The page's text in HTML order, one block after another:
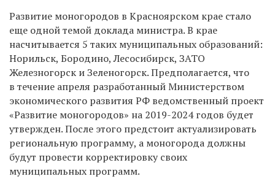
Развитие моногородов в Красноярском крае стало
еще одной темой доклада министра. В крае
насчитывается 5 таких муниципальных образований:
Норильск, Бородино, Лесосибирск, ЗАТО
Железногорск и Зеленогорск. Предполагается, что
в течение апреля разработанный Министерством
экономического развития РФ ведомственный проект
«Развитие моногородов» на 2019-2024 годов будет
утвержден. После этого предстоит актуализировать
региональную программу, а моногорода должны
будут провести корректировку своих
муниципальных программ.